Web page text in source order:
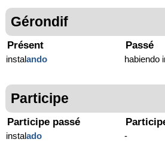
Gérondif
Présent
instalando
Passé
habiendo
Participe
Participe passé
instalado -